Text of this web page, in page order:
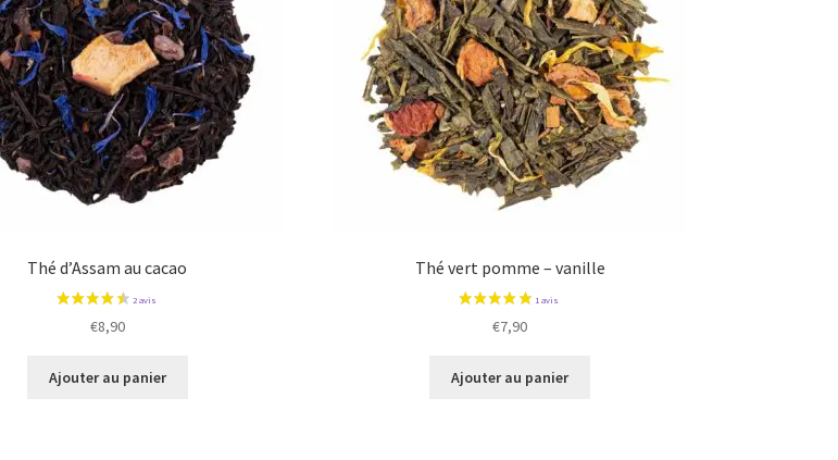
Thé d’Assam au cacao
€8,90
Ajouter au panier
Thé vert pomme – vanille
€7,90
Ajouter au panier